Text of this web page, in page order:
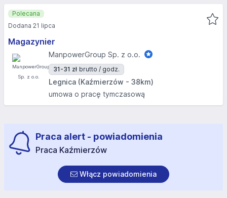
Magazynier
ManpowerGroup Sp. z o.o.
31-31 zł brutto / godz.
Legnica (Kaźmierzów - 38km)
umowa o pracę tymczasową
Polecana
Dodana 21 lipca
Praca alert - powiadomienia
Praca Kaźmierzów
Włącz powiadomienia